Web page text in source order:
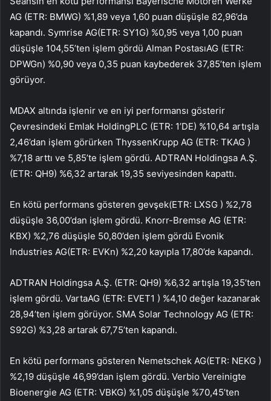
AG (ETR: BMWG) %1,89 veya 1,60 puan düşüşle 82,96’da
kapandı. Symrise AG(ETR: SY1G) %0,95 veya 1,00 puan
düşüşle 104,55’ten işlem gördü Alman PostasıAG (ETR:
DPWGn) %0,90 veya 0,35 puan kaybederek 37,85’ten işlem
görüyor.
MDAX altında işlenir ve en iyi performansı gösterir
Çevresindeki Emlak HoldingPLC (ETR: 1’DE) %10,64 artışla
2,46’dan işlem görürken ThyssenKrupp AG (ETR: TKAG )
%7,18 arttı ve 5,85’te işlem gördü. ADTRAN Holdingsa A.Ş.
(ETR: QH9) %6,32 artarak 19,35 seviyesinden kapattı.
En kötü performans gösteren gevşek(ETR: LXSG ) %2,78
düşüşle 36,00’dan işlem gördü. Knorr-Bremse AG (ETR:
KBX) %2,76 düşüşle 50,80’den işlem gördü Evonik
Industries AG(ETR: EVKn) %2,20 kayıpla 17,80’de kapandı.
ADTRAN Holdingsa A.Ş. (ETR: QH9) %6,32 artışla 19,35’ten
işlem gördü. VartaAG (ETR: EVET1 ) %4,10 değer kazanarak
28,94’ten işlem görüyor. SMA Solar Technology AG (ETR:
S92G) %3,28 artarak 67,75’ten kapandı.
En kötü performans gösteren Nemetschek AG(ETR: NEKG )
%2,19 düşüşle 46,99’dan işlem gördü. Verbio Vereinigte
Bioenergie AG (ETR: VBKG) %1,05 düşüşle %70,45’ten